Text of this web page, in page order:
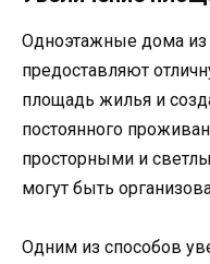
Одноэтажные дома из
предоставляют
площадь жилья и
постоянного
просторными и
могут быть
Одним из способов